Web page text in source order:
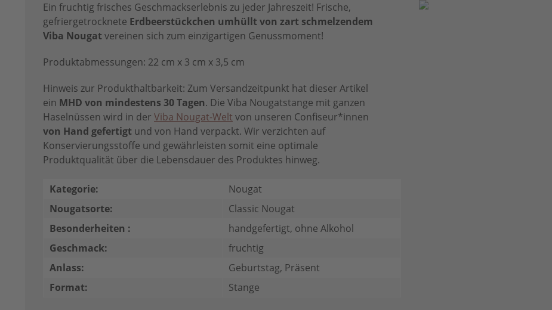
Ein fruchtig frisches Geschmackserlebnis zu jeder Jahreszeit! Frische,
gefriergetrocknete Erdbeerstückchen umhüllt von zart schmelzendem
Viba Nougatvereinen sich zum einzigartigen Genussmoment!
Produktabmessungen: 22 cm x 3 cm x 3,5 cm
Hinweis zur Produkthaltbarkeit: Zum Versandzeitpunkt hat dieser Artikel
ein MHD von mindestens 30 Tagen. Die Viba Nougatstange mit ganzen
Haselnüssen wird in der Viba Nougat-Welt von unseren Confiseur*innen
von Hand gefertigt und von Hand verpackt. Wir verzichten auf
Konservierungsstoffe und gewährleisten somit eine optimale
Produktqualität über die Lebensdauer des Produktes hinweg.
Kategorie:
Nougat
Nougatsorte:
Classic Nougat
Besonderheiten :
handgefertigt, ohne Alkohol
Geschmack:
fruchtig
Anlass:
Geburtstag, Präsent
Format:
Stange